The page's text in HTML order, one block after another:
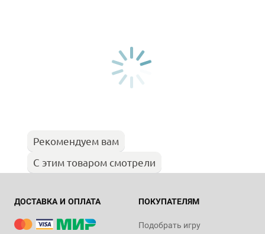
Рекомендуем вам
С этим товаром смотрели
ДОСТАВКА И ОПЛАТА ПОКУПАТЕЛЯМ
Подобрать игру